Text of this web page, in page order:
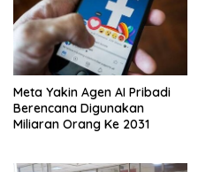
Meta Yakin Agen AI Pribadi
Berencana Digunakan
Miliaran Orang Ke 2031